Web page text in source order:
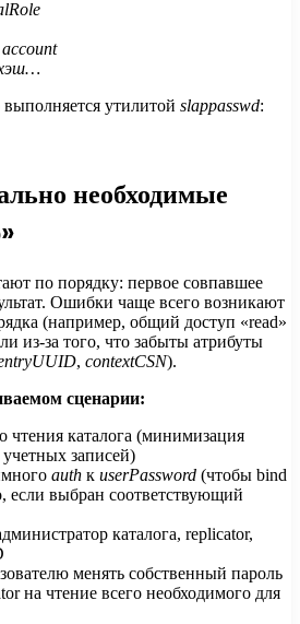
утилитой slappasswd:
необходимые
по порядку: первое совпавшее
Ошибки чаще всего возникают
(например, общий доступ «read»
из-за того, что забыты атрибуты
, contextCSN).
сценарии:
чтения каталога (минимизация
записей)
auth к userPassword (чтобы bind
если выбран соответствующий
каталога, replicator,
менять собственный пароль
на чтение всего необходимого для